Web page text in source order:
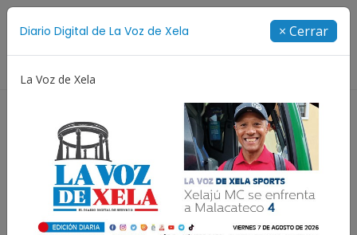
Diario Digital de La Voz de Xela × Cerrar
La Voz de Xela